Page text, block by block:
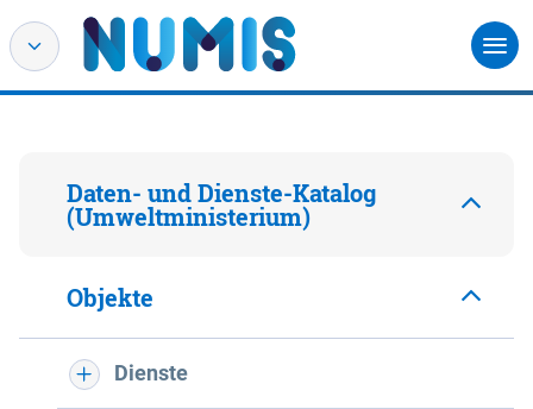
Daten- und Dienste-Katalog
(Umweltministerium)
Objekte
Dienste